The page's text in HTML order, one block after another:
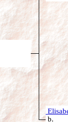
b.